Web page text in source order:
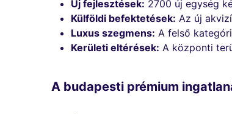
Új fejlesztések: 2700 új egység
Külföldi befektetések: Az új
Luxus szegmens: A felső
Kerületi eltérések: A központi
A budapesti prémium